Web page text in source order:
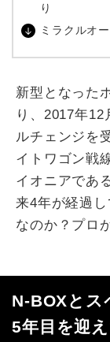
り
ミラクルオ
新型となった
り、2017年
ルチェンジを
イトワゴン戦
イオニアであ
来4年が経過
なのか？プロ
N-BOXとス
5年目を迎